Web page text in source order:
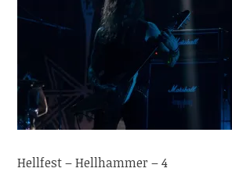
Hellfest – Hellhammer – 4